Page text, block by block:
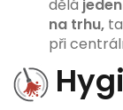
dělá
na trhu,
při